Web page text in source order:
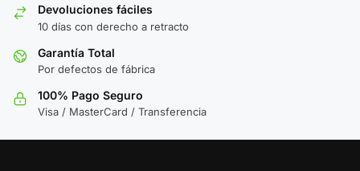
Devoluciones fáciles
10 días con derecho a retracto
Garantía Total
Por defectos de fábrica
100% Pago Seguro
Visa / MasterCard / Transferencia